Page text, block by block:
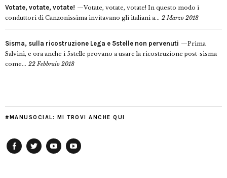
Votate, votate, votate!
Votate, votate, votate! In questo modo i
conduttori di Canzonissima invitavano gli italiani a... 2 Marzo 2018
Sisma, sulla ricostruzione Lega e 5stelle non pervenuti
Prima
Salvini, e ora anche i 5stelle provano a usare la ricostruzione post-sisma
come... 22 Febbraio 2018
#MANUSOCIAL: MI TROVI ANCHE QUI